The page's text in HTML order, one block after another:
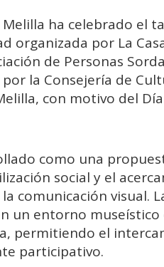
ha celebrado el
organizada por La
de Personas
la Consejería de
con motivo del
como una
social y el
comunicación visual.
un entorno museístico
permitiendo el
participativo.